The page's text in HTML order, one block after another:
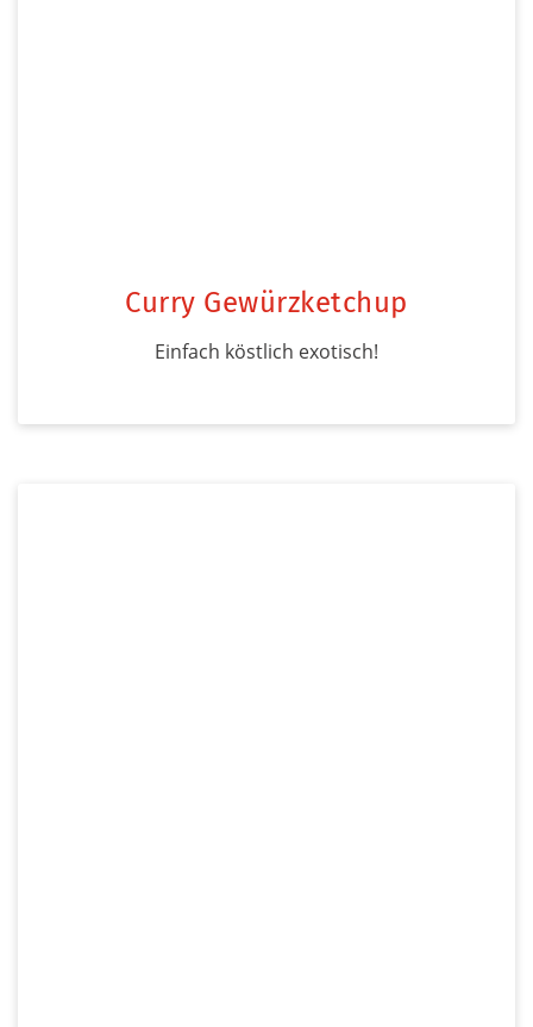
Curry Gewürzketchup
Einfach köstlich exotisch!